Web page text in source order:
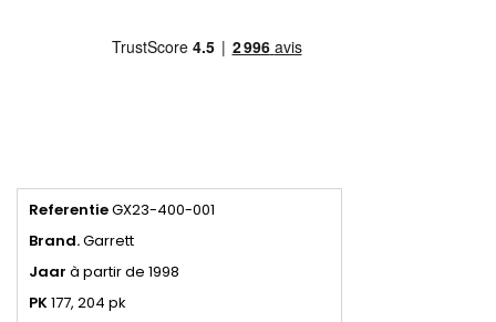
ReferentieGX23-400-001
Brand.Garrett
Jaar à partir de 1998
PK177, 204 pk